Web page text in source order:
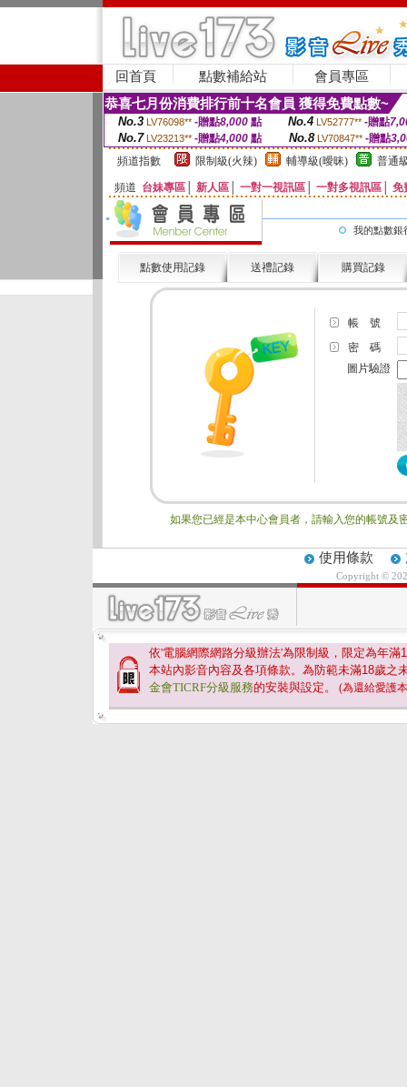
回首頁 點數補給站 會員專區
恭喜七月份消費排行前十名會員 獲得免費點數~
No.3 LV76098** -贈點8,000點 No.4 LV52777** -贈點
No.7 LV23213** -贈點4,000 點 No.8 LV70847** -贈點
頻道指數
限制級(火辣) 輔導級(曖昧) 普通
頻道 台妹專區 新人區 一對一視訊區 一對多視訊區 免
我的點數銀
點數使用記錄 送禮記錄 購買記錄
帳 號
密 碼
圖片驗證
如果您已經是本中心會員者，請輸入您的帳號及
使用條款
Copyright ©
依'電腦網際網路分級辦法'為限制級，限定為年滿
本站內影音內容及各項條款。為防範未滿18歲之
金會TICRF分級服務的安裝與設定。 (為還給愛護